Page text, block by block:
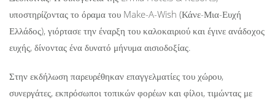
υποστηρίζοντας το όραμα του Make-A-Wish (Κάνε-Μια-Ευχή
Ελλάδος), γιόρτασε την έναρξη του καλοκαιριού και έγινε ανάδοχος
ευχής, δίνοντας ένα δυνατό μήνυμα αισιοδοξίας.
Στην εκδήλωση παρευρέθηκαν επαγγελματίες του χώρου,
συνεργάτες, εκπρόσωποι τοπικών φορέων και φίλοι, τιμώντας με